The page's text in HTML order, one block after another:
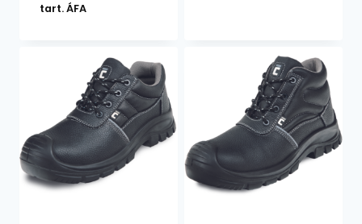
tart. ÁFA